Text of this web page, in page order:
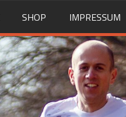
SHOP IMPRESSUM